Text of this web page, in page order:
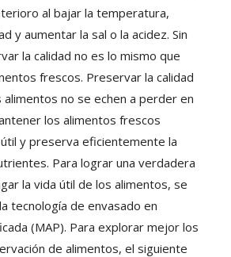
al bajar la temperatura,
y aumentar la sal o la acidez. Sin
la calidad no es lo mismo que
frescos. Preservar la calidad
alimentos no se echen a perder en
los alimentos frescos
y preserva eficientemente la
Para lograr una verdadera
la vida útil de los alimentos, se
tecnología de envasado en
(MAP). Para explorar mejor los
de alimentos, el siguiente